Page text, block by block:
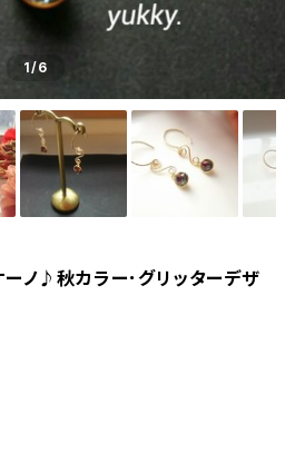
1/6
ノ♪秋カラー･グリッターデザ